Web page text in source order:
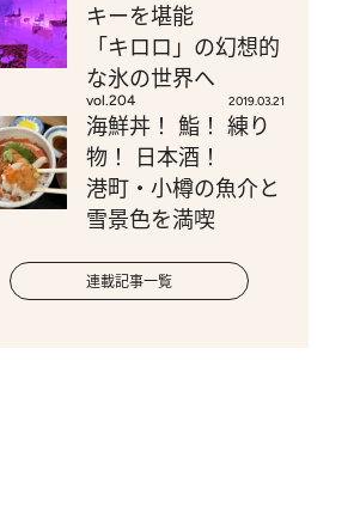
キーを堪能
「キロロ」の幻想的
な氷の世界へ
vol.204 2019.03.21
海鮮丼！ 鮨！ 練り
物！ 日本酒！
港町・小樽の魚介と
雪景色を満喫
連載記事一覧